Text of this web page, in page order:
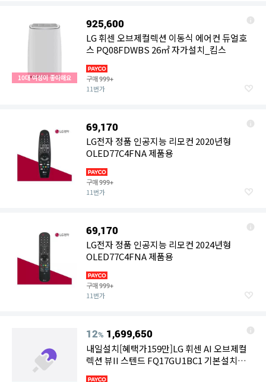
10대 여성이 좋아해요
925,600
LG 휘센 오브제컬렉션 이동식 에어컨 듀얼호
스 PQ08FDWBS 26㎡ 자가설치_킴스
구매999+
11번가
69,170
LG전자 정품 인공지능 리모컨 2020년형
OLED77C4FNA 제품용
구매999+
11번가
69,170
LG전자 정품 인공지능 리모컨 2024년형
OLED77C4FNA 제품용
구매999+
11번가
12% 1,699,650
내일설치[혜택가159만]LG 휘센 AI 오브제컬
렉션 뷰II 스텐드 FQ17GU1BC1 기본설치포함